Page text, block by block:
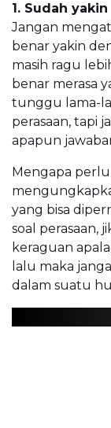
1. Sudah yakin
Jangan
benar yakin
masih ragu
benar merasa
tunggu lama-
perasaan, tapi
apapun
Mengapa
yang bisa
soal perasaan,
keraguan
lalu maka
dalam suatu